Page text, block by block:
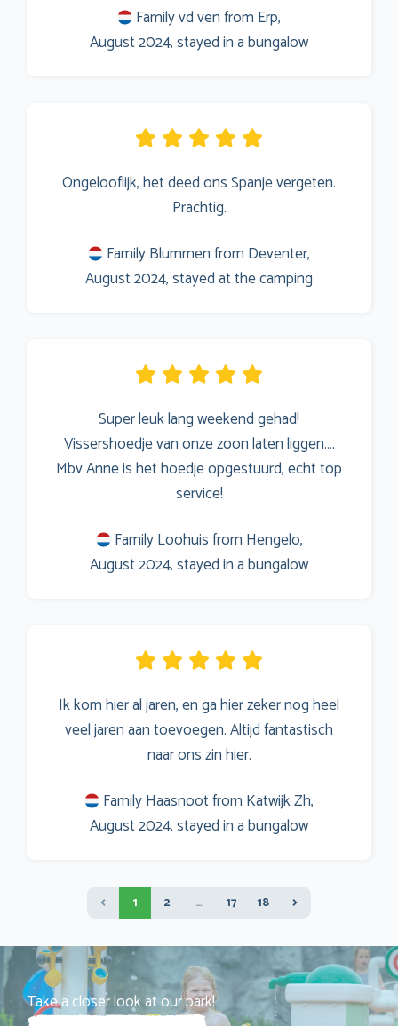
Family vd ven from Erp,
August 2024, stayed in a bungalow
Ongelooflijk, het deed ons Spanje vergeten.
Prachtig.
Family Blummen from Deventer,
August 2024, stayed at the camping
Super leuk lang weekend gehad!
Vissershoedje van onze zoon laten liggen….
Mbv Anne is het hoedje opgestuurd, echt top
service!
Family Loohuis from Hengelo,
August 2024, stayed in a bungalow
Ik kom hier al jaren, en ga hier zeker nog heel
veel jaren aan toevoegen. Altijd fantastisch
naar ons zin hier.
Family Haasnoot from Katwijk Zh,
August 2024, stayed in a bungalow
1 2 … 17 18
Take a closer look at our park!